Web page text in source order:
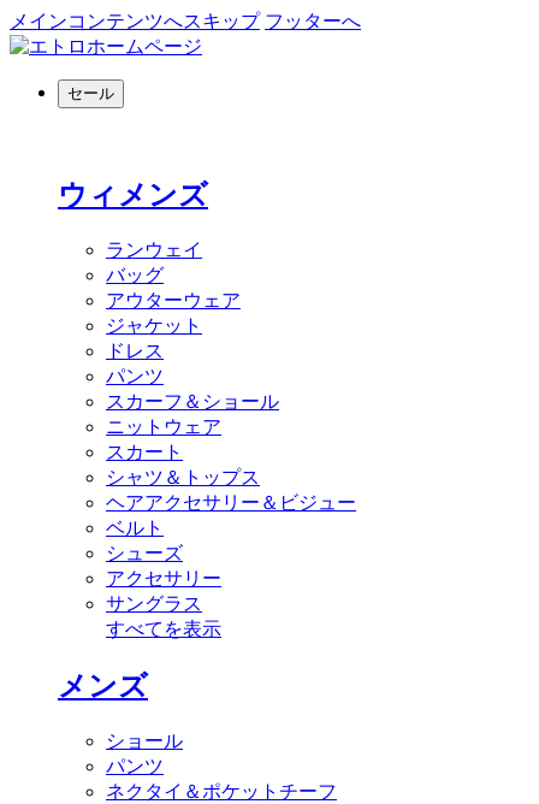
メインコンテンツへスキップ フッターへ
セール
ウィメンズ
ランウェイ
バッグ
アウターウェア
ジャケット
ドレス
パンツ
スカーフ＆ショール
ニットウェア
スカート
シャツ＆トップス
ヘアアクセサリー＆ビジュー
ベルト
シューズ
アクセサリー
サングラス
すべてを表示
メンズ
ショール
パンツ
ネクタイ＆ポケットチーフ